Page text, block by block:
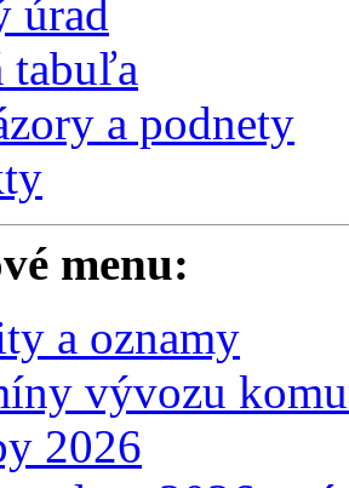
úrad
tabuľa
a podnety
menu:
a oznamy
vývozu
2026